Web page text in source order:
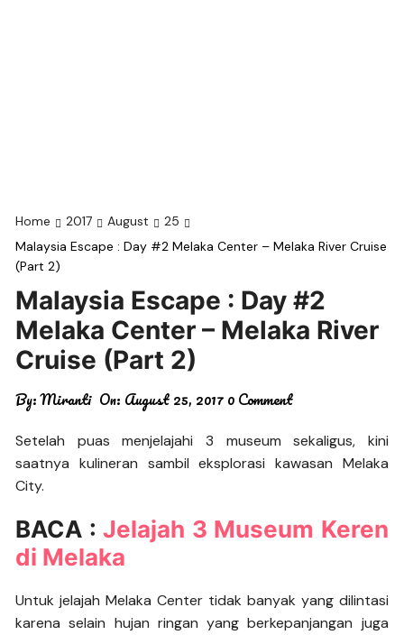
Home 2017 August
25
Malaysia Escape : Day #2 Melaka Center – Melaka River Cruise
(Part 2)
Malaysia Escape : Day #2
Melaka Center – Melaka River
Cruise (Part 2)
By:Miranti On: August 25, 20170 Comment
Setelah puas menjelajahi 3 museum sekaligus, kini
saatnya kulineran sambil eksplorasi kawasan Melaka
City.
BACA :Jelajah 3 Museum Keren
di Melaka
Untuk jelajah Melaka Center tidak banyak yang dilintasi
karena selain hujan ringan yang berkepanjangan juga